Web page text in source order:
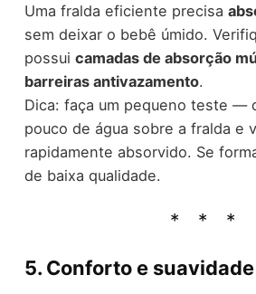
Uma fralda eficiente precisa
sem deixar o bebê úmido.
possui camadas de absorção
barreiras antivazamento.
Dica: faça um pequeno teste —
pouco de água sobre a fralda e
rapidamente absorvido. Se
de baixa qualidade.
5. Conforto e